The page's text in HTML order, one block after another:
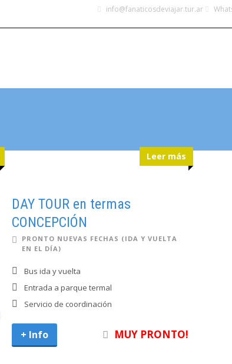
info@fanaticosdeviajar.tur.ar
Leer más
DAY TOUR en termas
CONCEPCIÓN
PRONTO NUEVAS FECHAS (IDA Y VUELTA
EN EL DÍA)
Bus ida y vuelta
Entrada a parque termal
Servicio de coordinación
MUY PRONTO!